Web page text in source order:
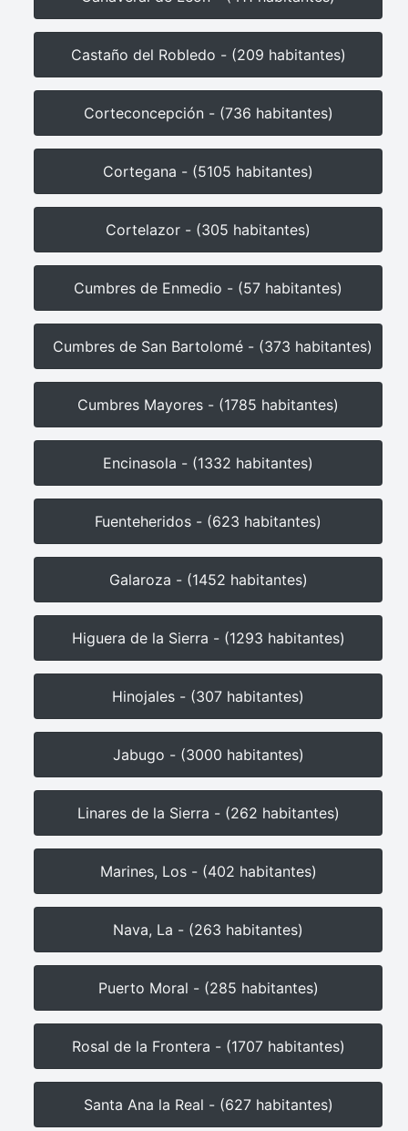
Castaño del Robledo - (209 habitantes)
Corteconcepción - (736 habitantes)
Cortegana - (5105 habitantes)
Cortelazor - (305 habitantes)
Cumbres de Enmedio - (57 habitantes)
Cumbres de San Bartolomé - (373 habitantes)
Cumbres Mayores - (1785 habitantes)
Encinasola - (1332 habitantes)
Fuenteheridos - (623 habitantes)
Galaroza - (1452 habitantes)
Higuera de la Sierra - (1293 habitantes)
Hinojales - (307 habitantes)
Jabugo - (3000 habitantes)
Linares de la Sierra - (262 habitantes)
Marines, Los - (402 habitantes)
Nava, La - (263 habitantes)
Puerto Moral - (285 habitantes)
Rosal de la Frontera - (1707 habitantes)
Santa Ana la Real - (627 habitantes)